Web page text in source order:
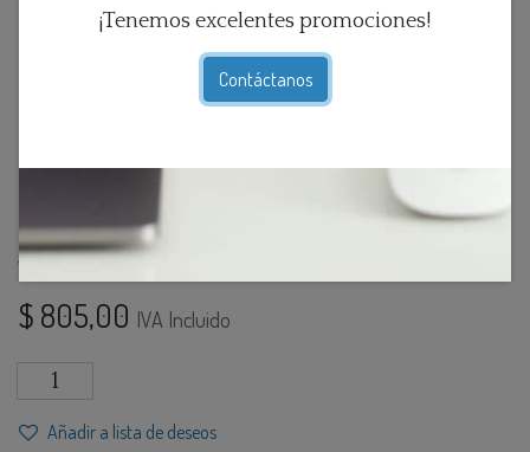
¡Tenemos excelentes promociones!
Contáctanos
Aplique De Pared Solar
System
$ 805,00 IVA Incluido
Añadir a lista de deseos